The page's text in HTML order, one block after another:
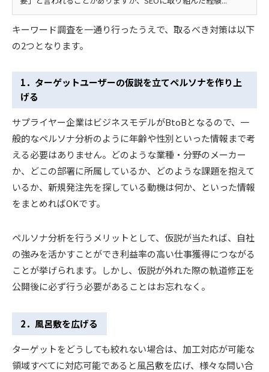
キーワード調査を一通り行ったうえで、取るべき対策は以下
の2つとなります。
1．ターゲットユーザーの仮説を立てペルソナを作り上
げる
サプライヤー企業はビジネスモデルがBtoBとなるので、一
般的なペルソナ分析のように年齢や性別といった情報まで考
える必要はありません。どのような業種・分野のメーカー
か、どこの部署に所属しているか、どのような課題を抱えて
いるか、新規発注先を探している動機は何か、といった情報
をまとめればOKです。
ペルソナ分析を行うメリットとして、仮説が当たれば、自社
の強みを活かすことができ利益率の高い仕事獲得につながる
ことが挙げられます。しかし、仮説が外れた際の軌道修正を
公開後に必ず行う必要があることはお忘れなく。
2．風呂敷を広げる
ターゲットをどうしても絞れない場合は、加工対応が可能な
領域すべてに対応可能であると風呂敷を広げ、様々な問い合